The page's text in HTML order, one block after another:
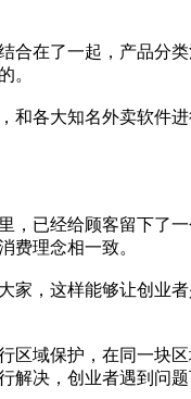
在了一起，产品分
。
各大知名外卖软件
经给顾客留下了
费理念相一致。
，这样能够让创业
保护，在同一块
决，创业者遇到问